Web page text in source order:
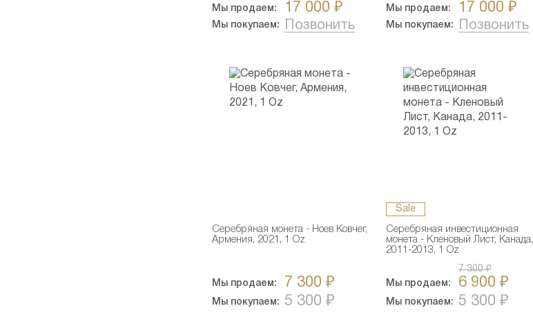
Мы продаем: 17 000 ₽
Мы покупаем: Позвонить
Мы продаем: 17 000 ₽
Мы покупаем: Позвонить
Серебряная монета - Ноев Ковчег,
Армения, 2021, 1 Oz
Мы продаем: 7 300 ₽
Мы покупаем: 5 300 ₽
Sale
Серебряная инвестиционная
монета - Кленовый Лист, Канада,
2011-2013, 1 Oz
Мы продаем:
7 300 ₽
6 900 ₽
Мы покупаем: 5 300 ₽